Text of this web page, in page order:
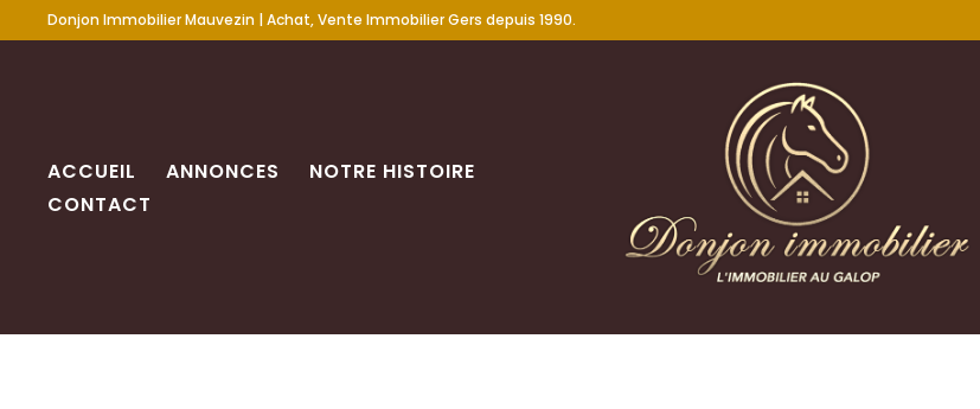
Donjon Immobilier Mauvezin | Achat, Vente Immobilier Gers depuis 1990.
ACCUEIL ANNONCES
NOTRE HISTOIRE
CONTACT